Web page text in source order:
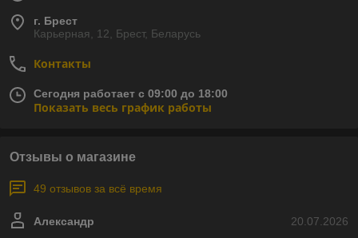
г. Брест
Карьерная, 12, Брест, Беларусь
Контакты
Сегодня работает с 09:00 до 18:00
Показать весь график работы
Отзывы о магазине
49 отзывов за всё время
20.07.2026
Александр